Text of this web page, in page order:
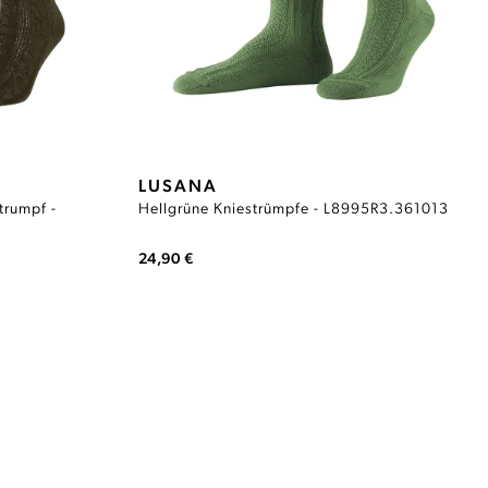
-
LUSANA
Hellgrüne Kniestrümpfe - L8995R3.361013
24,90 €